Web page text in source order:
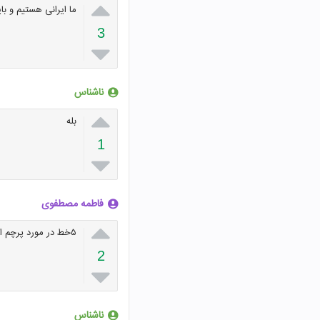

3

ما ایرانی هستیم و
ناشناس

1

بله
فاطمه مصطفوی

2

۵خط در مورد پرچم ایران صفحه ی ۵۹ فارسی
ناشناس